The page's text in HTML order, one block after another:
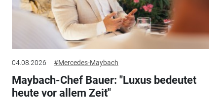
04.08.2026 #Mercedes-Maybach
Maybach-Chef Bauer: "Luxus bedeutet
heute vor allem Zeit"